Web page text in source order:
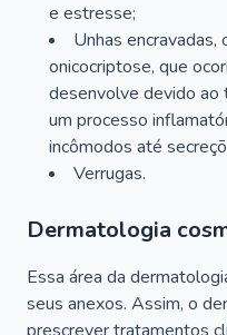
e estresse;
Unhas encravadas,
onicocriptose, que
desenvolve devido ao
um processo
incômodos até
Verrugas.
Dermatologia
Essa área da
seus anexos. Assim, o